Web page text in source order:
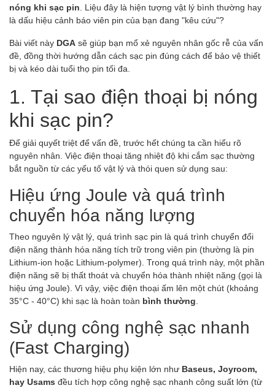
nóng khi sạc pin . Liệu đây là hiện tượng vật lý bình thường hay
là dấu hiệu cảnh báo viên pin của bạn đang "kêu cứu"?
Bài viết này DGA sẽ giúp bạn mổ xẻ nguyên nhân gốc rễ của vấn
đề, đồng thời hướng dẫn cách sạc pin đúng cách để bảo vệ thiết
bị và kéo dài tuổi thọ pin tối đa.
1. Tại sao điện thoại bị nóng
khi sạc pin?
Để giải quyết triệt để vấn đề, trước hết chúng ta cần hiểu rõ
nguyên nhân. Việc điện thoại tăng nhiệt độ khi cắm sạc thường
bắt nguồn từ các yếu tố vật lý và thói quen sử dụng sau:
Hiệu ứng Joule và quá trình
chuyển hóa năng lượng
Theo nguyên lý vật lý, quá trình sạc pin là quá trình chuyển đổi
điện năng thành hóa năng tích trữ trong viên pin (thường là pin
Lithium-ion hoặc Lithium-polymer). Trong quá trình này, một phần
điện năng sẽ bị thất thoát và chuyển hóa thành nhiệt năng (gọi là
hiệu ứng Joule). Vì vậy, việc điện thoại ấm lên một chút (khoảng
35°C - 40°C) khi sạc là hoàn toàn bình thường
Sử dụng công nghệ sạc nhanh
(Fast Charging)
Hiện nay, các thương hiệu phụ kiện lớn như Baseus, Joyroom,
hay Usams đều tích hợp công nghệ sạc nhanh công suất lớn (từ